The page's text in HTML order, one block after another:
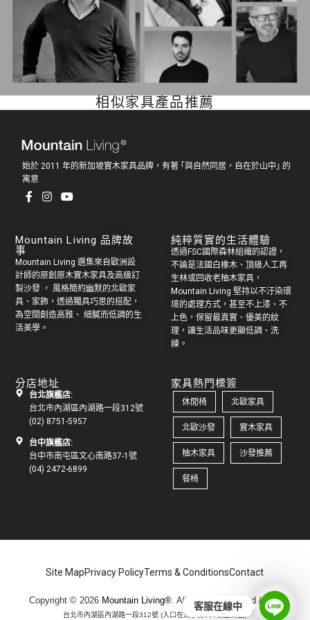
相似家具產品推薦
始於 2011 年的新加坡實木家具品牌，有著 ｢與自然同居，自在於山中｣ 的
寓意
Mountain Living 品牌故
事
Mountain Living 選集來自歐洲設
計師的原創 原木實木家具及高級訂
製沙發 ， 風格簡約幽默的北歐家
具 、家飾，透過獨具巧思的搭配，
為空間創造高雅、 細膩而低調的生
活美學。
純粹質實的生活體驗
透過FSC國際森林組織的認證，
不論是法國白橡木、頂級人工再
生林或回收老柚木家具 ，
Mountain Living 堅持以不汙染環
境的處理方式，甚至不上漆、不
上色，保留最真實、優美的紋
理，讓生活品味更顯低調、洗
練。
分店地址
台北旗艦店:
台北市內湖區內湖路一段312號
(02) 8751-5957
台中旗艦店:
台中市南屯區文心南路37-1號
(04) 2472-6899
家具熱門標簽
休閒椅 北歐家具
北歐沙發 實木家具
柚木家具 沙發推薦
餐椅
Copyright © 2026 Mountain Living® . All Rights Reserved / 地址:
台北市內湖區內湖路一段312號 (入口在洲子街116號正對面)
Site MapPrivacy PolicyTerms & ConditionsContact
客服在線中